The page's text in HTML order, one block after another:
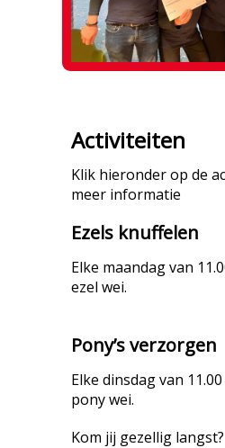
Activiteiten
Klik hieronder op de
meer informatie
Ezels knuffelen
Elke maandag van
ezel wei.
Pony’s verzorgen
Elke dinsdag van
pony wei.
Kom jij gezellig langst?